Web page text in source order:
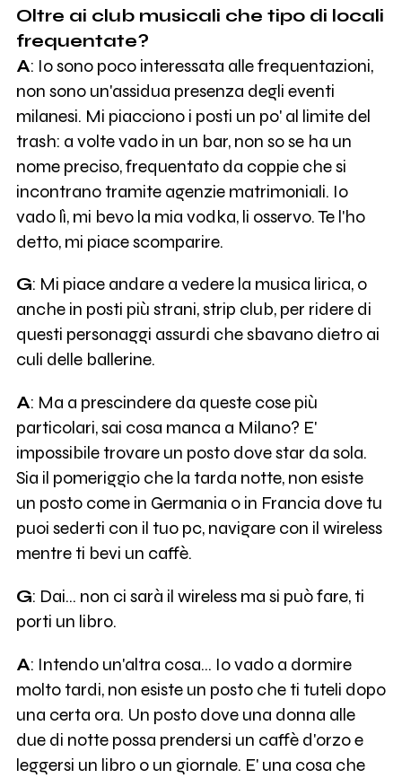
Oltre ai club musicali che tipo di locali
frequentate?
A: Io sono poco interessata alle frequentazioni,
non sono un'assidua presenza degli eventi
milanesi. Mi piacciono i posti un po' al limite del
trash: a volte vado in un bar, non so se ha un
nome preciso, frequentato da coppie che si
incontrano tramite agenzie matrimoniali. Io
vado lì, mi bevo la mia vodka, li osservo. Te l'ho
detto, mi piace scomparire.
G: Mi piace andare a vedere la musica lirica, o
anche in posti più strani, strip club, per ridere di
questi personaggi assurdi che sbavano dietro ai
culi delle ballerine.
A: Ma a prescindere da queste cose più
particolari, sai cosa manca a Milano? E'
impossibile trovare un posto dove star da sola.
Sia il pomeriggio che la tarda notte, non esiste
un posto come in Germania o in Francia dove tu
puoi sederti con il tuo pc, navigare con il wireless
mentre ti bevi un caffè.
G: Dai… non ci sarà il wireless ma si può fare, ti
porti un libro.
A: Intendo un'altra cosa… Io vado a dormire
molto tardi, non esiste un posto che ti tuteli dopo
una certa ora. Un posto dove una donna alle
due di notte possa prendersi un caffè d'orzo e
leggersi un libro o un giornale. E' una cosa che